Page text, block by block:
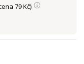
79 Kč)